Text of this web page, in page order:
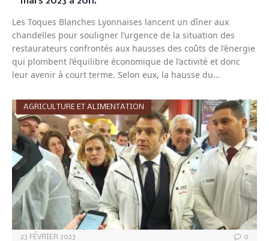
Les Toques Blanches Lyonnaises lancent un dîner aux
chandelles pour souligner l’urgence de la situation des
restaurateurs confrontés aux hausses des coûts de l’énergie
qui plombent l’équilibre économique de l’activité et donc
leur avenir à court terme. Selon eux, la hausse du…
AGRICULTURE ET ALIMENTATION
23 FÉVRIER 2023 0